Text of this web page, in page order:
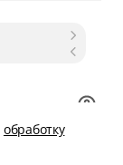
обработку